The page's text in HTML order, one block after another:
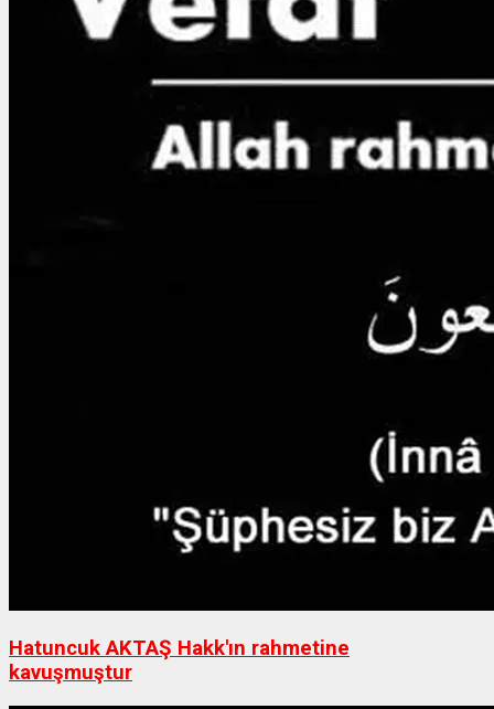
Hatuncuk AKTAŞ Hakk'ın rahmetine
kavuşmuştur